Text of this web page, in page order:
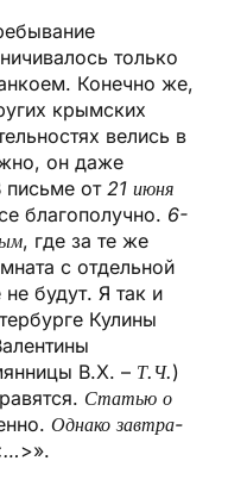
только
Конечно же,
крымских
велись в
он даже
письме от 21 июня
благополучно. 6-
, где за те же
с отдельной
будут. Я так и
Кулины
В.Х. – Т.Ч.)
Статью о
Однако завтра-
…>».